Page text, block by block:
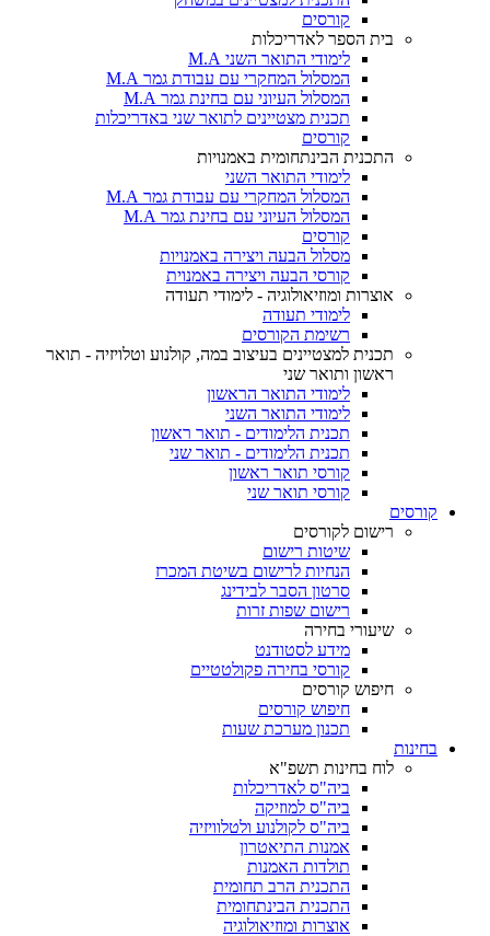
קורסים
בית הספר לאדריכלות
לימודי התואר השני M.A
המסלול המחקרי עם עבודת גמר M.A
המסלול העיוני עם בחינת גמר M.A
תכנית מצטיינים לתואר שני באדריכלות
קורסים
התכנית הבינתחומית באמנויות
לימודי התואר השני
המסלול המחקרי עם עבודת גמר M.A
המסלול העיוני עם בחינת גמר M.A
קורסים
מסלול הבעה ויצירה באמנויות
קורסי הבעה ויצירה באמנוית
אוצרות ומוזיאולוגיה - לימודי תעודה
לימודי תעודה
רשימת הקורסים
תכנית למצטיינים בעיצוב במה, קולנוע וטלויזיה - תואר
ראשון ותואר שני
לימודי התואר הראשון
לימודי התואר השני
תכנית הלימודים - תואר ראשון
תכנית הלימודים - תואר שני
קורסי תואר ראשון
קורסי תואר שני
קורסים
רישום לקורסים
שיטות רישום
הנחיות לרישום בשיטת המכרז
סרטון הסבר לבידינג
רישום שפות זרות
שיעורי בחירה
מידע לסטודנט
קורסי בחירה פקולטטיים
חיפוש קורסים
חיפוש קורסים
תכנון מערכת שעות
בחינות
לוח בחינות תשפ"א
ביה"ס לאדריכלות
ביה"ס למוזיקה
ביה"ס לקולנוע ולטלוויזיה
אמנות התיאטרון
תולדות האמנות
התכנית הרב תחומית
התכנית הבינתחומית
אוצרות ומוזיאולוגיה